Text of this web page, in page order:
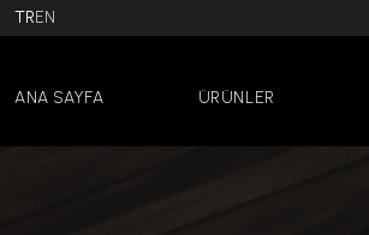
TREN
ANA SAYFA ÜRÜNLER